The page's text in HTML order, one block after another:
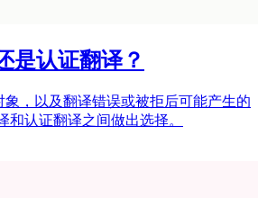
是认证翻译？
，以及翻译错误或被拒后可能产生的
和认证翻译之间做出选择。